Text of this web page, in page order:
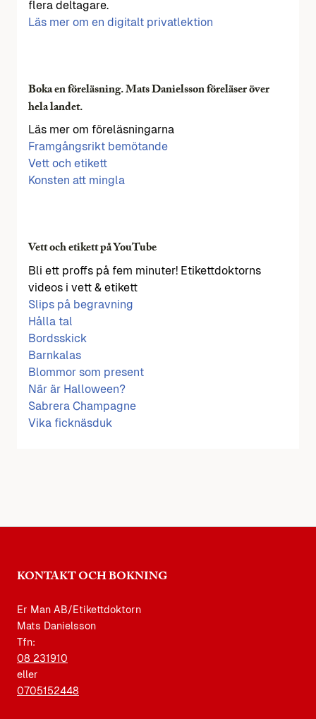
flera deltagare.
Läs mer om en digitalt privatlektion
Boka en föreläsning. Mats Danielsson föreläser över
hela landet.
Läs mer om föreläsningarna
Framgångsrikt bemötande
Vett och etikett
Konsten att mingla
Vett och etikett på YouTube
Bli ett proffs på fem minuter! Etikettdoktorns
videos i vett & etikett
Slips på begravning
Hålla tal
Bordsskick
Barnkalas
Blommor som present
När är Halloween?
Sabrera Champagne
Vika ficknäsduk
KONTAKT OCH BOKNING
Er Man AB/Etikettdoktorn
Mats Danielsson
Tfn:
08 231910
eller
0705152448